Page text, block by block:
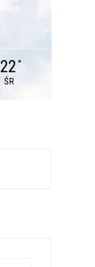
22 °
ŚR